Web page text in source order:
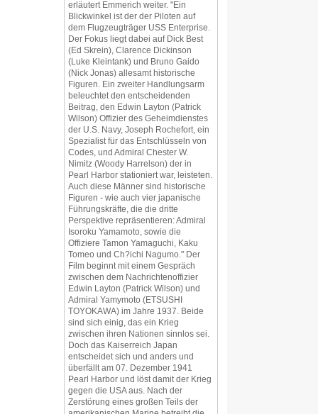
erläutert Emmerich weiter. "Ein
Blickwinkel ist der der Piloten auf
dem Flugzeugträger USS Enterprise.
Der Fokus liegt dabei auf Dick Best
(Ed Skrein), Clarence Dickinson
(Luke Kleintank) und Bruno Gaido
(Nick Jonas) allesamt historische
Figuren. Ein zweiter Handlungsarm
beleuchtet den entscheidenden
Beitrag, den Edwin Layton (Patrick
Wilson) Offizier des Geheimdienstes
der U.S. Navy, Joseph Rochefort, ein
Spezialist für das Entschlüsseln von
Codes, und Admiral Chester W.
Nimitz (Woody Harrelson) der in
Pearl Harbor stationiert war, leisteten.
Auch diese Männer sind historische
Figuren - wie auch vier japanische
Führungskräfte, die die dritte
Perspektive repräsentieren: Admiral
Isoroku Yamamoto, sowie die
Offiziere Tamon Yamaguchi, Kaku
Tomeo und Ch?ichi Nagumo." Der
Film beginnt mit einem Gespräch
zwischen dem Nachrichtenoffizier
Edwin Layton (Patrick Wilson) und
Admiral Yamymoto (ETSUSHI
TOYOKAWA) im Jahre 1937. Beide
sind sich einig, das ein Krieg
zwischen ihren Nationen sinnlos sei.
Doch das Kaiserreich Japan
entscheidet sich und anders und
überfällt am 07. Dezember 1941
Pearl Harbor und löst damit der Krieg
gegen die USA aus. Nach der
Zerstörung eines großen Teils der